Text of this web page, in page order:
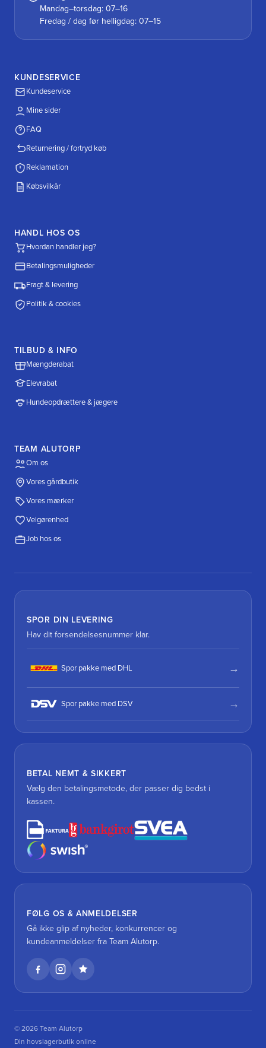
Mandag–torsdag: 07–16
Fredag / dag før helligdag: 07–15
KUNDESERVICE
Kundeservice
Mine sider
FAQ
Returnering / fortryd køb
Reklamation
Købsvilkår
HANDL HOS OS
Hvordan handler jeg?
Betalingsmuligheder
Fragt & levering
Politik & cookies
TILBUD & INFO
Mængderabat
Elevrabat
Hundeopdrættere & jægere
TEAM ALUTORP
Om os
Vores gårdbutik
Vores mærker
Velgørenhed
Job hos os
SPOR DIN LEVERING
Hav dit forsendelsesnummer klar.
Spor pakke med DHL
Spor pakke med DSV
BETAL NEMT & SIKKERT
Vælg den betalingsmetode, der passer dig bedst i
kassen.
FØLG OS & ANMELDELSER
Gå ikke glip af nyheder, konkurrencer og
kundeanmeldelser fra Team Alutorp.
© 2026 Team Alutorp
Din hovslagerbutik online